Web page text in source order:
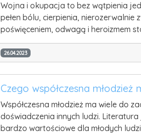
Wojna i okupacja to bez wątpienia
pełen bólu, cierpienia,
poświęceniem, odwagą i heroizmem
26.04.2023
Czego współczesna
Współczesna młodzież ma wiele do
doświadczenia innych ludzi.
bardzo wartościowe dla młodych